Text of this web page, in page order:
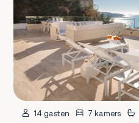
14 gasten 7 kamers